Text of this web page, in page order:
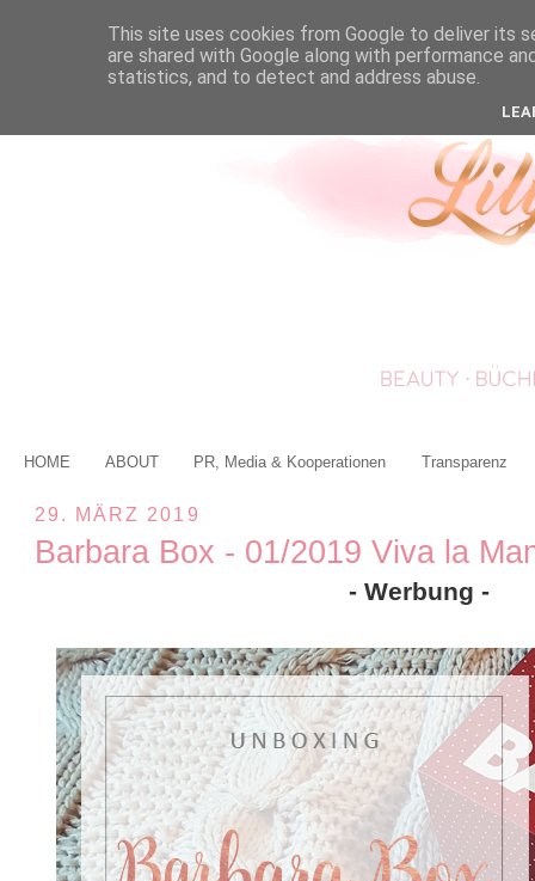
HOME ABOUT PR, Media & Kooperationen Transparenz
29. MÄRZ 2019
Barbara Box - 01/2019 Viva la
- Werbung -
This site uses cookies from Google to deliver its
are shared with Google along with performance
statistics, and to detect and address abuse.